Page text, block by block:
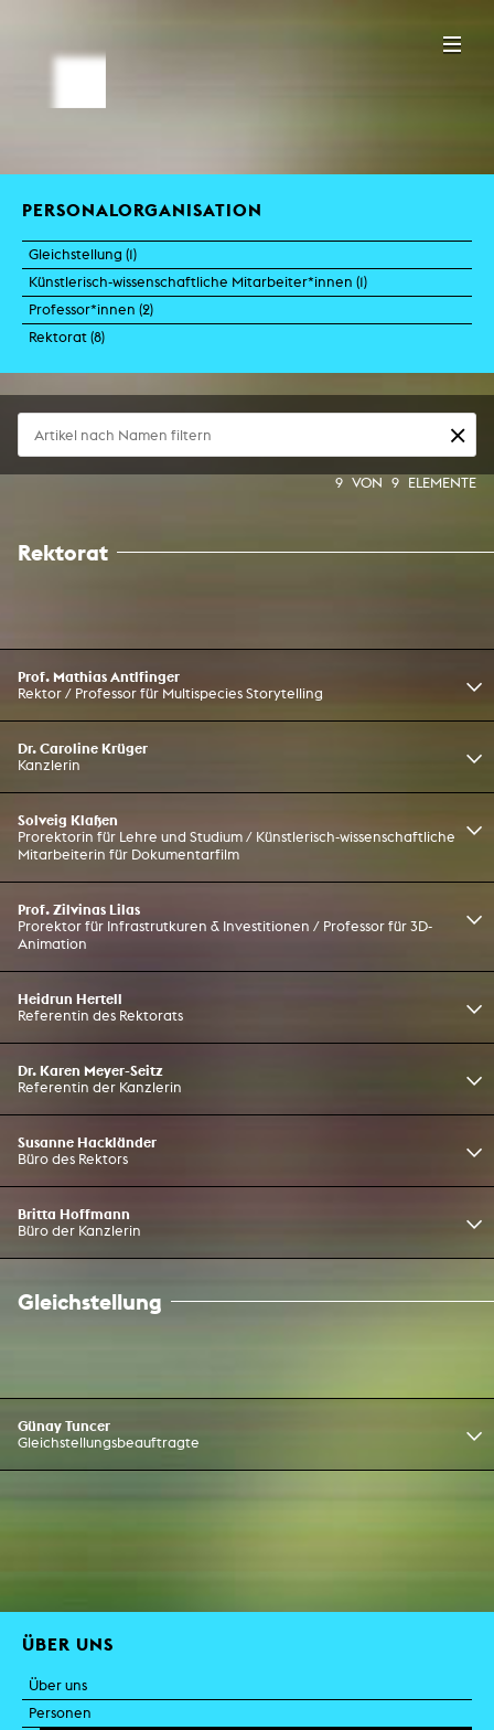
PERSONALORGANISATION
Gleichstellung (1)
Künstlerisch-wissenschaftliche Mitarbeiter*innen (1)
Professor*innen (2)
Rektorat (8)
9 VON 9 ELEMENTE
Rektorat
Prof. Mathias Antlfinger
Rektor / Professor für Multispecies Storytelling
Dr. Caroline Krüger
Kanzlerin
Solveig Klaßen
Prorektorin für Lehre und Studium / Künstlerisch-wissenschaftliche
Mitarbeiterin für Dokumentarfilm
Prof. Zilvinas Lilas
Prorektor für Infrastrutkuren & Investitionen / Professor für 3D-
Animation
Heidrun Hertell
Referentin des Rektorats
Dr. Karen Meyer-Seitz
Referentin der Kanzlerin
Susanne Hackländer
Büro des Rektors
Britta Hoffmann
Büro der Kanzlerin
Gleichstellung
Günay Tuncer
Gleichstellungsbeauftragte
ÜBER UNS
Über uns
Personen